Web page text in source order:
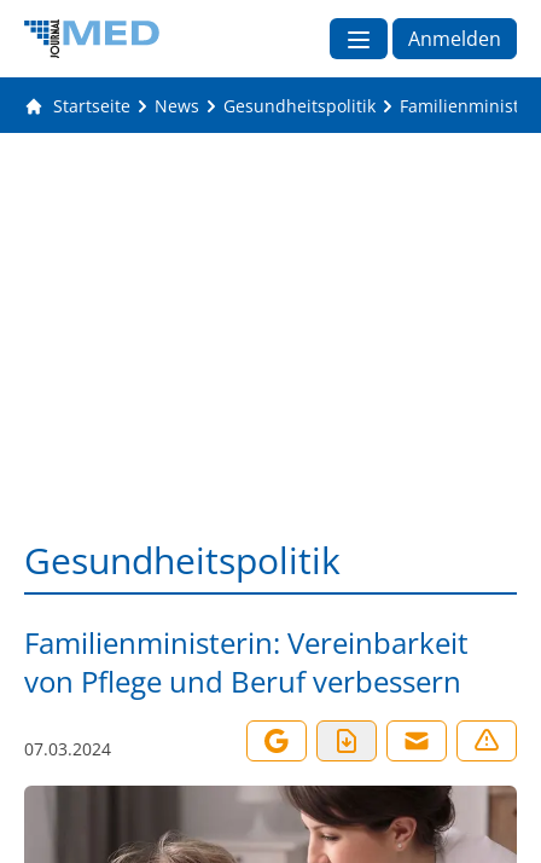
Anmelden
Startseite News Gesundheitspolitik
Gesundheitspolitik
Familienministerin: Vereinbarkeit
von Pflege und Beruf verbessern
07.03.2024